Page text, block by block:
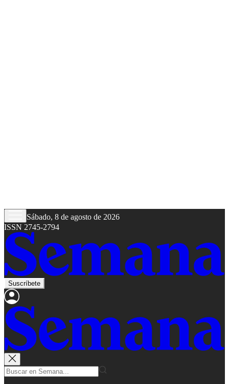
Sábado, 8 de agosto de 2026
ISSN 2745-2794
Suscríbete